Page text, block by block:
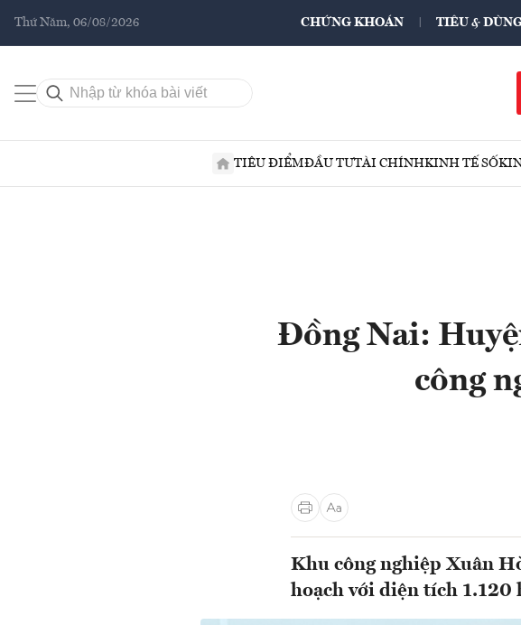
Thứ Năm, 06/08/2026 CHỨNG KHOÁN TIÊU &
TIÊU ĐIỂMĐẦU TƯTÀI CHÍNHKINH TẾ SỐ
Đồng Nai:
công
Khu công nghiệp Xuân
hoạch với diện tích 1.120